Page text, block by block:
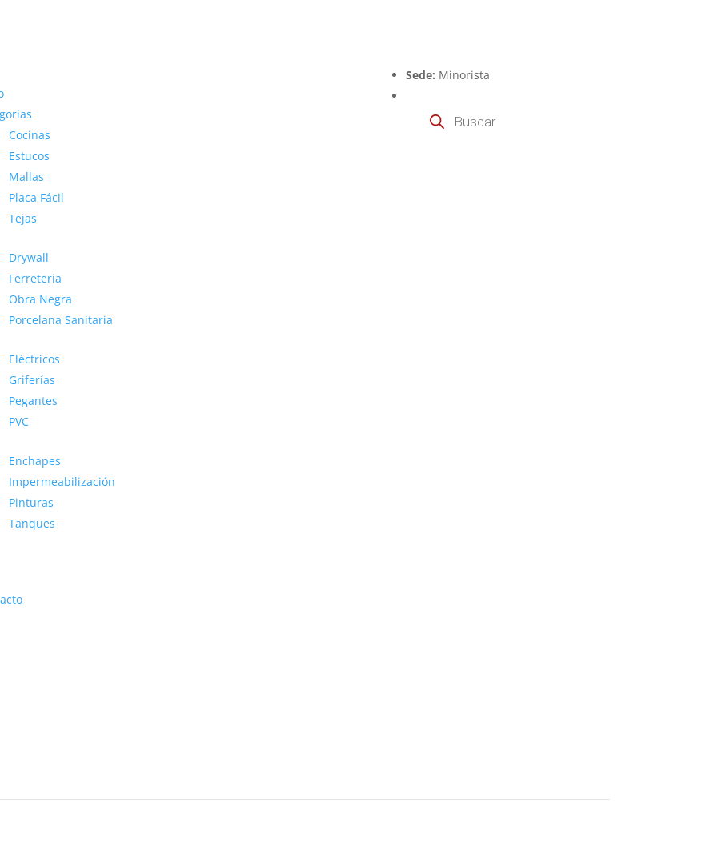
Cocinas
Estucos
Mallas
Placa Fácil
Tejas
Drywall
Ferreteria
Obra Negra
Porcelana Sanitaria
Eléctricos
Griferías
Pegantes
PVC
Enchapes
Impermeabilización
Pinturas
Tanques
Sede: Minorista
productos